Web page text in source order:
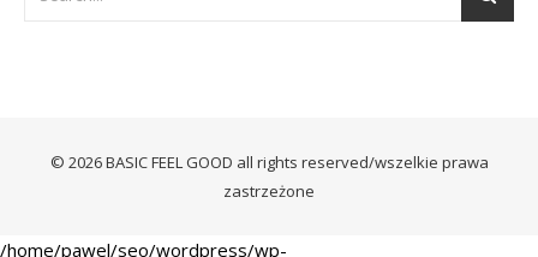
© 2026 BASIC FEEL GOOD all rights reserved/wszelkie prawa
zastrzeżone
/home/pawel/seo/wordpress/wp-